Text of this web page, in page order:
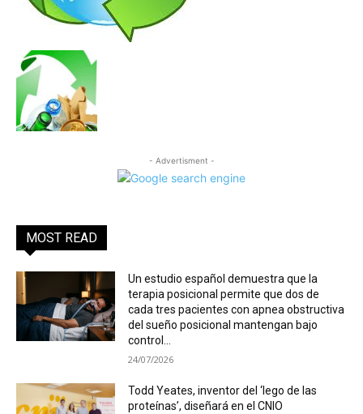
- Advertisment -
MOST READ
Un estudio español demuestra que la
terapia posicional permite que dos de
cada tres pacientes con apnea obstructiva
del sueño posicional mantengan bajo
control...
24/07/2026
Todd Yeates, inventor del ‘lego de las
proteínas’, diseñará en el CNIO